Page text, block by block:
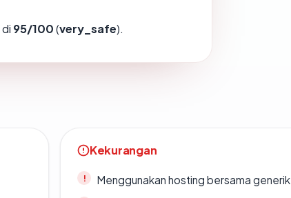
di 95/100(very_safe).
Kekurangan
Menggunakan hosting bersama generik